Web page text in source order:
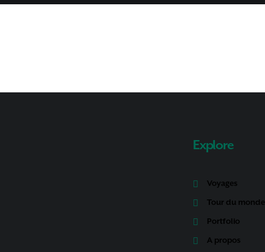
Explore
Voyages
Tour du monde
Portfolio
A propos